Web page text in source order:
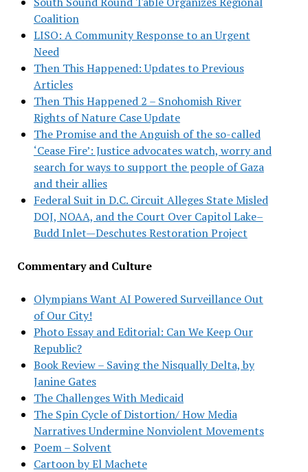
Coalition
LISO: A Community Response to an Urgent
Need
Then This Happened: Updates to Previous
Articles
Then This Happened 2 – Snohomish River
Rights of Nature Case Update
The Promise and the Anguish of the so-called
‘Cease Fire’: Justice advocates watch, worry and
search for ways to support the people of Gaza
and their allies
Federal Suit in D.C. Circuit Alleges State Misled
DOJ, NOAA, and the Court Over Capitol Lake–
Budd Inlet—Deschutes Restoration Project
Commentary and Culture
Olympians Want AI Powered Surveillance Out
of Our City!
Photo Essay and Editorial: Can We Keep Our
Republic?
Book Review – Saving the Nisqually Delta, by
Janine Gates
The Challenges With Medicaid
The Spin Cycle of Distortion/ How Media
Narratives Undermine Nonviolent Movements
Poem – Solvent
Cartoon by El Machete